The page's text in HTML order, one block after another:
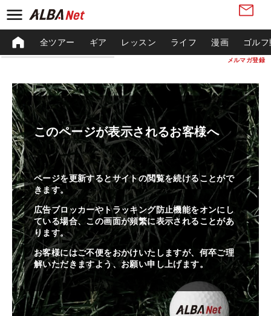
メルマガ登録
全ツアー ギア レッスン ライフ 漫画 ゴル
このページが表示されるお客様へ
ページを更新するとサイトの閲覧を続けることがで
きます。
広告ブロッカーやトラッキング防止機能をオンにし
ている場合、この画面が頻繁に表示されることがあ
ります。
お客様にはご不便をおかけいたしますが、何卒ご理
解いただきますよう、お願い申し上げます。